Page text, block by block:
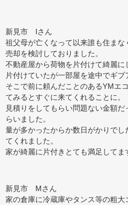
新見市 Iさん
祖父母が亡くなって以来誰も住まな
売却を検討しておりました。
不動産屋から荷物を片付けて綺麗
片付けていたが一部屋を途中でギブ
そこで前に頼んだことのあるYMエ
てみるとすぐに来てくれることに。
見積りをしてもらい問題ない金額
らいました。
量が多かったからか数日がかりで
てくれました。
家が綺麗に片付きとても満足してま
新見市 Mさん
家の倉庫に冷蔵庫やタンス等の粗